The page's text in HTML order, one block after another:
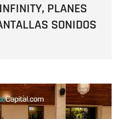
PLANES
SONIDOS